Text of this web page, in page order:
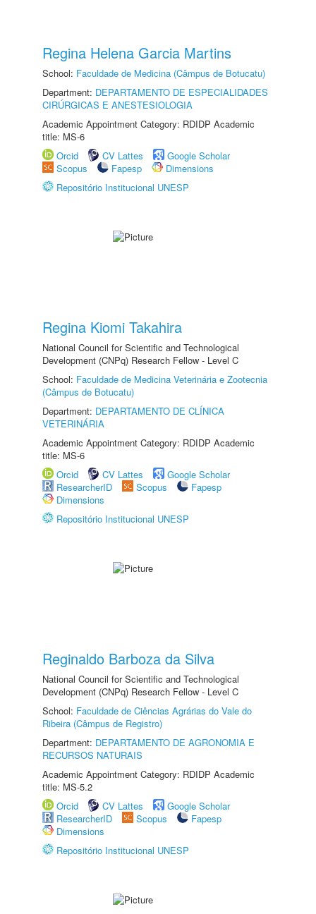
Regina Helena Garcia Martins
School: Faculdade de Medicina (Câmpus de Botucatu)
Department: DEPARTAMENTO DE ESPECIALIDADES
CIRÚRGICAS E ANESTESIOLOGIA
Academic Appointment Category: RDIDP Academic
title: MS-6
Orcid
CV Lattes
Google Scholar
Scopus
Fapesp
Dimensions
Repositório Institucional UNESP
Regina Kiomi Takahira
National Council for Scientific and Technological
Development (CNPq) Research Fellow - Level C
School: Faculdade de Medicina Veterinária e Zootecnia
(Câmpus de Botucatu)
Department: DEPARTAMENTO DE CLÍNICA
VETERINÁRIA
Academic Appointment Category: RDIDP Academic
title: MS-6
Orcid
CV Lattes
Google Scholar
ResearcherID
Scopus
Fapesp
Dimensions
Repositório Institucional UNESP
Reginaldo Barboza da Silva
National Council for Scientific and Technological
Development (CNPq) Research Fellow - Level C
School: Faculdade de Ciências Agrárias do Vale do
Ribeira (Câmpus de Registro)
Department: DEPARTAMENTO DE AGRONOMIA E
RECURSOS NATURAIS
Academic Appointment Category: RDIDP Academic
title: MS-5.2
Orcid
CV Lattes
Google Scholar
ResearcherID
Scopus
Fapesp
Dimensions
Repositório Institucional UNESP